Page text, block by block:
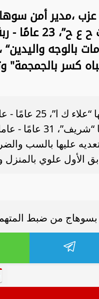
،مدير أمن
،يفيد
كسر
وأقرت
المصابه
عليها بالسب
الأول علوي
بسوهاج من ضبط